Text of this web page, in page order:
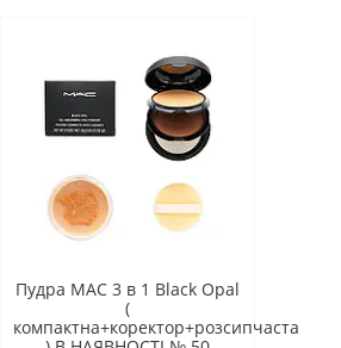
Пудра МАС 3 в 1 Black Opal
(
компактна+коректор+розсипчаста